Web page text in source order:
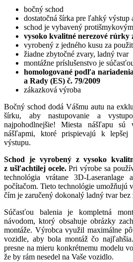
bočný schod
dostatočná šírka pre ľahký výstup
schod je vybavený
vysoko kvalitné nerezové rúrky
vyrobený z jedného kusu za
žiadne zbytočné zvary, ladný tvar
montážne príslušenstvo je
homologované podľa
a Rady (ES) č. 79/2009
zákazková výroba
Bočný schod dodá Vášmu autu na
šírku, aby nastupovanie a
najpohodlnejšie! Miesta nášľapu sú
nášľapmi, ktoré prispievajú k lepšej
výstupu.
Schod je vyrobený z vysoko
z ušľachtilej ocele.Pri výrobe sa
technológia vrátane 3D-
počítačom. Tieto technológie umožňujú
čím je zaručený dokonalý ladný tvar
Súčasťou balenia je kompletná
návodom, ktorý obsahuje obrázky
montáže. Výrobca využil maximálne
vozidle, aby bola montáž čo
presne na mieru konkrétnemu modelu
že by rám nesedel na Vaše vozidlo.